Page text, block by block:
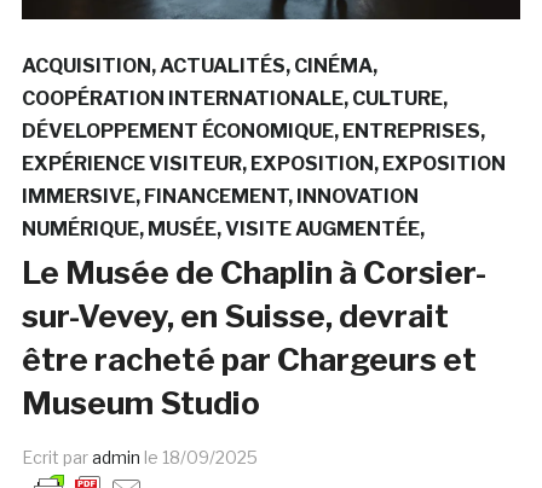
ACQUISITION ACTUALITÉS CINÉMA
COOPÉRATION INTERNATIONALE CULTURE
DÉVELOPPEMENT ÉCONOMIQUE ENTREPRISES
EXPÉRIENCE VISITEUR EXPOSITION EXPOSITION
IMMERSIVE FINANCEMENT INNOVATION
NUMÉRIQUE MUSÉE VISITE AUGMENTÉE
Le Musée de Chaplin à Corsier-
sur-Vevey, en Suisse, devrait
être racheté par Chargeurs et
Museum Studio
Ecrit paradmin le 18/09/2025